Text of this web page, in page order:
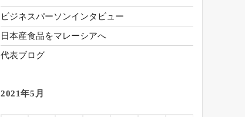
ビジネスパーソンインタビュー
日本産食品をマレーシアへ
代表ブログ
2021年5月